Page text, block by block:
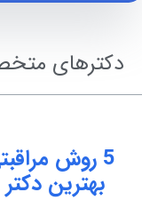
متخصص
روش مراقبتی
دکتر